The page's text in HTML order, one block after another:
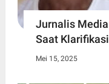
Jurnalis
Saat
Mei 15, 2025